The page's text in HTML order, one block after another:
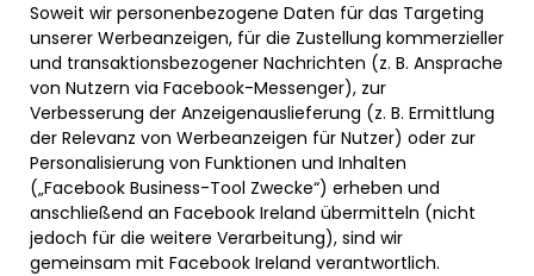
Soweit wir personenbezogene Daten für das Targeting
unserer Werbeanzeigen, für die Zustellung kommerzieller
und transaktionsbezogener Nachrichten (z. B. Ansprache
von Nutzern via Facebook-Messenger), zur
Verbesserung der Anzeigenauslieferung (z. B. Ermittlung
der Relevanz von Werbeanzeigen für Nutzer) oder zur
Personalisierung von Funktionen und Inhalten
(„Facebook Business-Tool Zwecke“) erheben und
anschließend an Facebook Ireland übermitteln (nicht
jedoch für die weitere Verarbeitung), sind wir
gemeinsam mit Facebook Ireland verantwortlich.